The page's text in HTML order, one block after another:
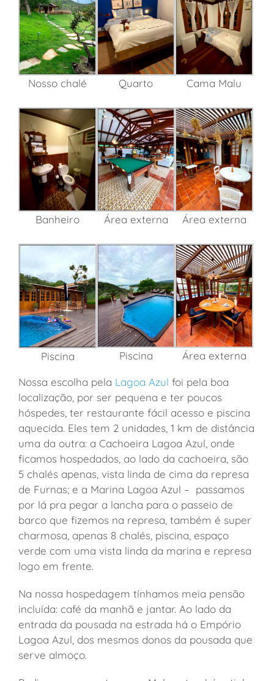
Nosso chalé Quarto Cama Malu
Banheiro Área externa Área externa
Piscina Piscina Área externa
Nossa escolha pela Lagoa Azul foi pela boa
localização, por ser pequena e ter poucos
hóspedes, ter restaurante fácil acesso e piscina
aquecida. Eles tem 2 unidades, 1 km de distância
uma da outra: a Cachoeira Lagoa Azul, onde
ficamos hospedados, ao lado da cachoeira, são
5 chalés apenas, vista linda de cima da represa
de Furnas; e a Marina Lagoa Azul – passamos
por lá pra pegar a lancha para o passeio de
barco que fizemos na represa, também é super
charmosa, apenas 8 chalés, piscina, espaço
verde com uma vista linda da marina e represa
logo em frente.
Na nossa hospedagem tínhamos meia pensão
incluída: café da manhã e jantar. Ao lado da
entrada da pousada na estrada há o Empório
Lagoa Azul, dos mesmos donos da pousada que
serve almoço.